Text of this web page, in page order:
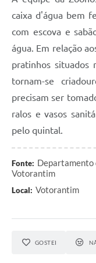
caixa d'água bem
com escova e
água. Em relação
pratinhos situados
tornam-se
precisam ser
ralos e vasos
pelo quintal.
Fonte: Departamento
Votorantim
Local: Votorantim
GOSTEI